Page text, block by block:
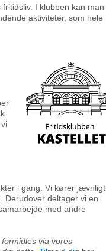
I klubben kan man
aktiviteter, som hele
i gang. Vi kører jævnligt
Derudover deltager vi en
med andre
via vores